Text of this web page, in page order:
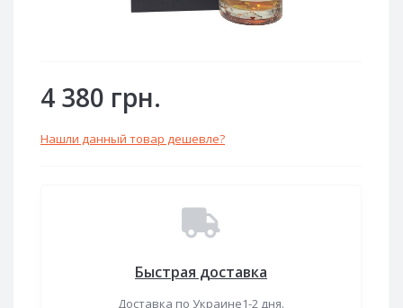
4 380 грн.
Нашли данный товар дешевле?
Быстрая доставка
Доставка по Украине1-2 дня.